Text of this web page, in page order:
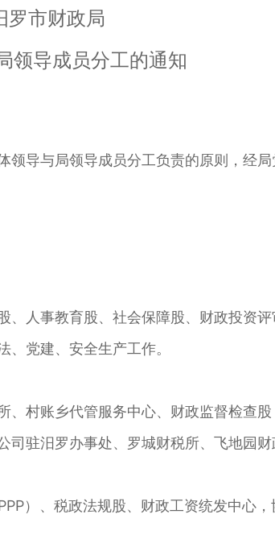
罗市财政局
导成员分工的通知
导与局领导成员分工负责的原则，经局
人事教育股、社会保障股、财政投资
党建、安全生产工作。
村账乡代管服务中心、财政监督检查股
驻汨罗办事处、罗城财税所、飞地园财
）、税政法规股、财政工资统发中心，